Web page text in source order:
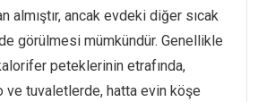
almıştır, ancak evdeki diğer sıcak
görülmesi mümkündür. Genellikle
peteklerinin etrafında,
ve tuvaletlerde, hatta evin köşe